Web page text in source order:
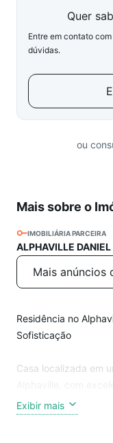
Quer
Entre em contato
dúvidas.
ou
Mais sobre o
IMOBILIÁRIA PARCEIRA
ALPHAVILLE
Mais anúncios
Residência no
Sofisticação
Casa localizada em
estrutura completa
funcionalidade.
Exibir mais